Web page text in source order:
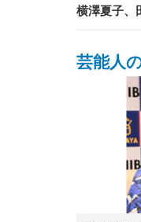
横澤夏子、
芸能人